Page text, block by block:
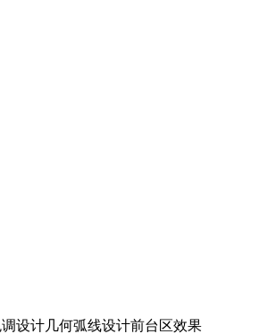
设计几何弧线设计前台区效果